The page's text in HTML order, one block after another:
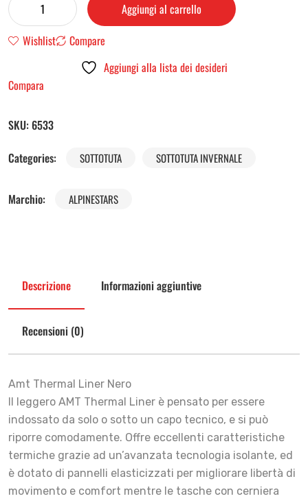
Aggiungi al carrello
Wishlist
Compare
Aggiungi alla lista dei desideri
Compara
SKU: 6533
Categories:
SOTTOTUTA SOTTOTUTA INVERNALE
Marchio: ALPINESTARS
Descrizione Informazioni aggiuntive
Recensioni (0)
Amt Thermal Liner Nero
Il leggero AMT Thermal Liner è pensato per essere
indossato da solo o sotto un capo tecnico, e si può
riporre comodamente. Offre eccellenti caratteristiche
termiche grazie ad un’avanzata tecnologia isolante, ed
è dotato di pannelli elasticizzati per migliorare libertà di
movimento e comfort mentre le tasche con cerniera